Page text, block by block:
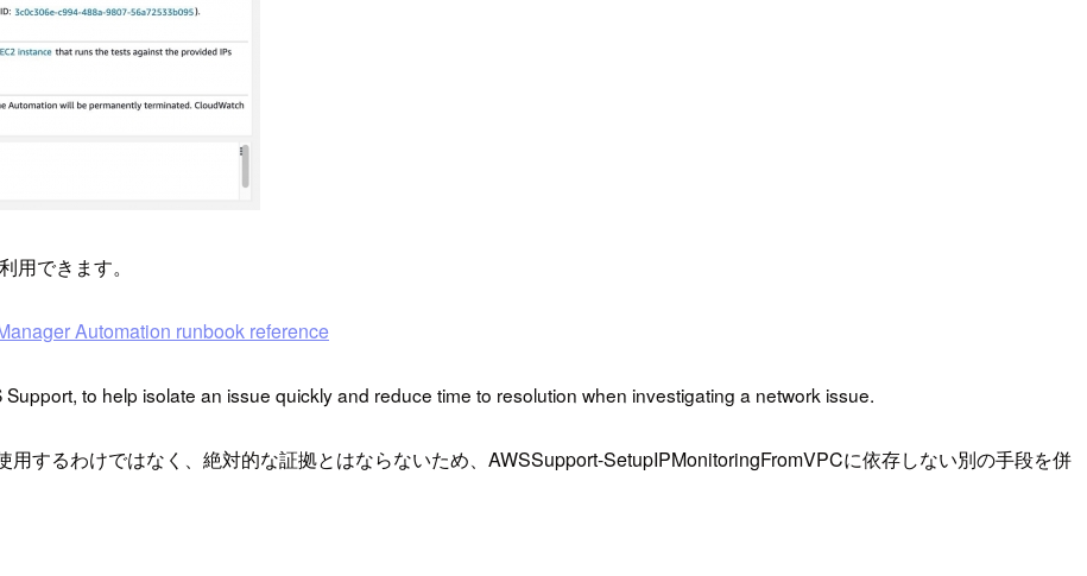
用できます。
Automation runbook reference
to help isolate an issue quickly and reduce time to resolution when investigating a network issue.
するわけではなく、絶対的な証拠とはならないため、AWSSupport-SetupIPMonitoringFromVPCに依存しない別の手段を併